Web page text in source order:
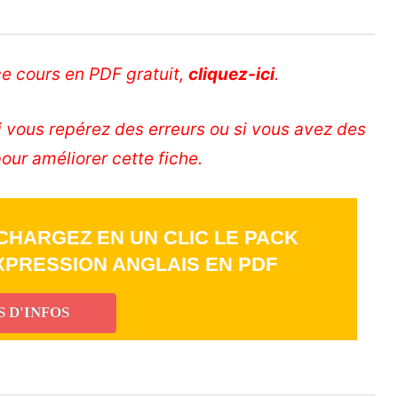
cours en PDF gratuit,cliquez-ici.
repérez des erreurs ou si vous avez des
améliorer cette fiche.
EN UN CLIC LE PACK
ANGLAIS EN PDF
D'INFOS